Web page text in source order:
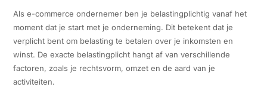
Als e-commerce ondernemer ben je belastingplichtig vanaf het
moment dat je start met je onderneming. Dit betekent dat je
verplicht bent om belasting te betalen over je inkomsten en
winst. De exacte belastingplicht hangt af van verschillende
factoren, zoals je rechtsvorm, omzet en de aard van je
activiteiten.